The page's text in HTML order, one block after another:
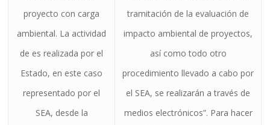
proyecto con carga
ambiental. La actividad
de es realizada por el
Estado, en este caso
representado por el
SEA, desde la
tramitación de la evaluación de
impacto ambiental de proyectos,
así como todo otro
procedimiento llevado a cabo por
el SEA, se realizarán a través de
medios electrónicos”. Para hacer